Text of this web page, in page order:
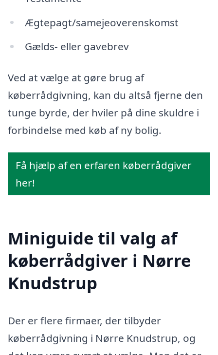
Ægtepagt/samejeoverenskomst
Gælds- eller gavebrev
Ved at vælge at gøre brug af
køberrådgivning, kan du altså fjerne den
tunge byrde, der hviler på dine skuldre i
forbindelse med køb af ny bolig.
Få hjælp af en erfaren køberrådgiver
her!
Miniguide til valg af
køberrådgiver i Nørre
Knudstrup
Der er flere firmaer, der tilbyder
køberrådgivning i Nørre Knudstrup, og